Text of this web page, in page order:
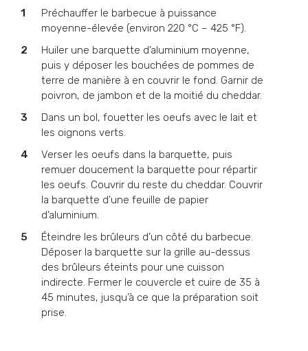
Préchauffer le barbecue à puissance
moyenne-élevée (environ 220 °C – 425 °F).
Huiler une barquette d’aluminium moyenne,
puis y déposer les bouchées de pommes de
terre de manière à en couvrir le fond. Garnir de
poivron, de jambon et de la moitié du cheddar.
Dans un bol, fouetter les oeufs avec le lait et
les oignons verts.
Verser les oeufs dans la barquette, puis
remuer doucement la barquette pour répartir
les oeufs. Couvrir du reste du cheddar. Couvrir
la barquette d’une feuille de papier
d’aluminium.
Éteindre les brûleurs d’un côté du barbecue.
Déposer la barquette sur la grille au-dessus
des brûleurs éteints pour une cuisson
indirecte. Fermer le couvercle et cuire de 35 à
45 minutes, jusqu’à ce que la préparation soit
prise.